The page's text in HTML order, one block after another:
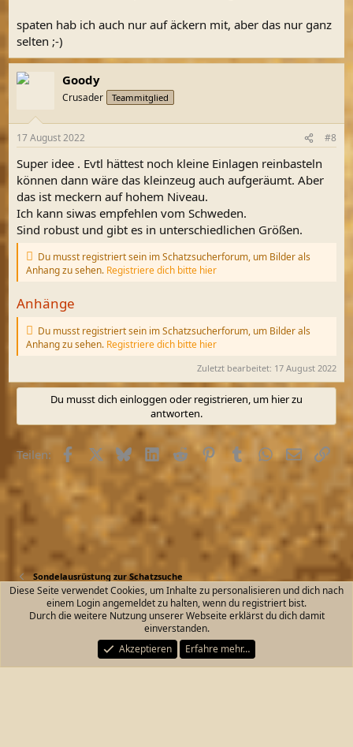
spaten hab ich auch nur auf äckern mit, aber das nur ganz
selten ;-)
Goody
Crusader Teammitglied
17 August 2022 #8
Super idee . Evtl hättest noch kleine Einlagen reinbasteln
können dann wäre das kleinzeug auch aufgeräumt. Aber
das ist meckern auf hohem Niveau.
Ich kann siwas empfehlen vom Schweden.
Sind robust und gibt es in unterschiedlichen Größen.
Du musst registriert sein im Schatzsucherforum, um Bilder als
Anhang zu sehen. Registriere dich bitte hier
Anhänge
Du musst registriert sein im Schatzsucherforum, um Bilder als
Anhang zu sehen. Registriere dich bitte hier
Zuletzt bearbeitet: 17 August 2022
Du musst dich einloggen oder registrieren, um hier zu
antworten.
Teilen: FacebookX (Twitter)
BlueskyLinkedInReddit Pinterest
TumblrWhatsApp
E-MailLink
Sondelausrüstung zur Schatzsuche
Kontakt Nutzungsbedingungen
Datenschutz
Start
R
S
Community platform by XenForo® © 2010-2026 XenForo Ltd.
Diese Seite verwendet Cookies, um Inhalte zu personalisieren und dich nach
einem Login angemeldet zu halten, wenn du registriert bist.
Durch die weitere Nutzung unserer Webseite erklärst du dich damit
einverstanden.
Akzeptieren
Erfahre mehr…